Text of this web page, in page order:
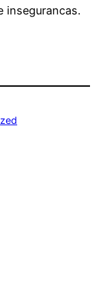
insegurancas.